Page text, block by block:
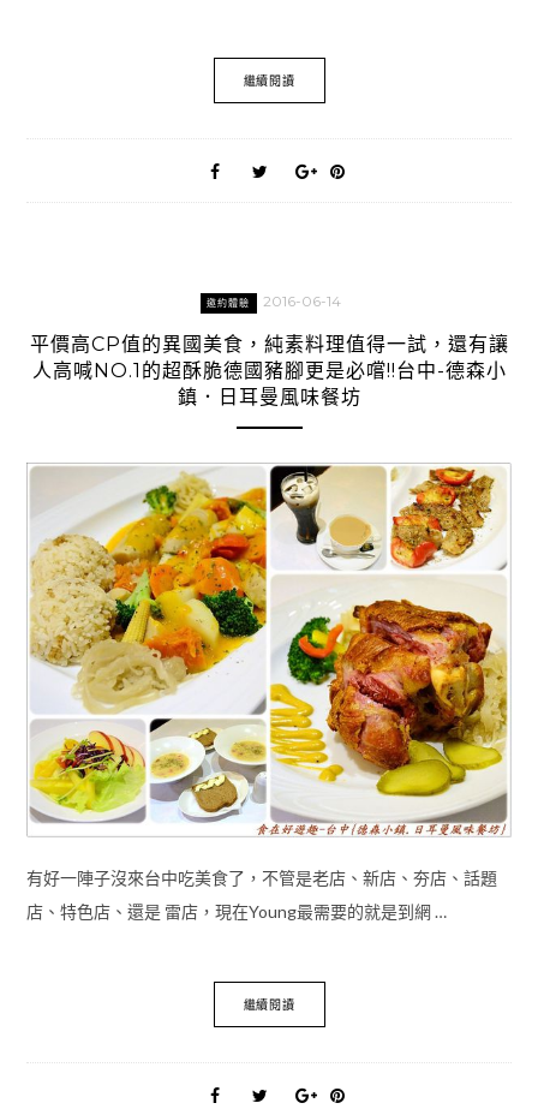
繼續閱讀
邀約體驗 2016-06-14
平價高CP值的異國美食，純素料理值得一試，還有讓
人高喊NO.1的超酥脆德國豬腳更是必嚐!!台中-德森小
鎮．日耳曼風味餐坊
有好一陣子沒來台中吃美食了，不管是老店、新店、夯店、話題
店、特色店、還是 雷店，現在Young最需要的就是到網 …
繼續閱讀